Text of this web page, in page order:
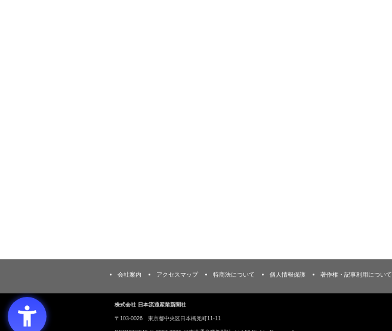
会社案内 アクセスマップ 特商法について 個人情報保護 著作権・記事利用について
株式会社 日本流通産業新聞社
〒103‐0026 東京都中央区日本橋兜町11-11